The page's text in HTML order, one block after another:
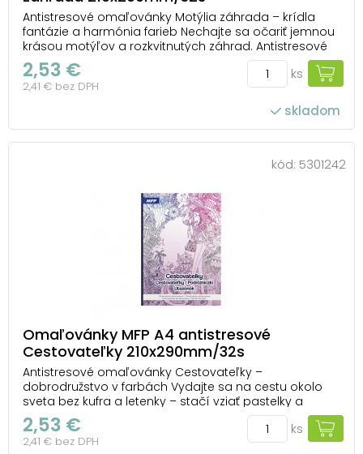
Antistresové omaľovánky Motýlia záhrada – krídla
fantázie a harmónia farieb Nechajte sa očariť jemnou
krásou motýľov a rozkvitnutých záhrad. Antistresové
omaľovánky Motýlia záhrada od MFP prinášajú 32
strán detailných kresieb, ktoré vám otvoria bránu do
sveta plného farieb, pokoja a inšpirácie...
2,53 €
2,41 € bez DPH
ks
skladom
kód: 5301242
Omaľovánky MFP A4 antistresové
Cestovateľky 210x290mm/32s
Antistresové omaľovánky Cestovateľky –
dobrodružstvo v farbách Vydajte sa na cestu okolo
sveta bez kufra a letenky – stačí vziať pastelky a
otvoriť omaľovánky Cestovateľky od MFP. Čakajú na
vás ilustrácie inšpirované pamiatkami, exotickými
miestami a kúzlom objavovania. Každý obrázok je
2,53 €
2,41 € bez DPH
ks